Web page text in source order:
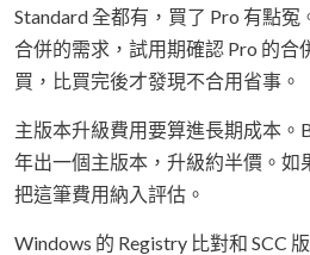
Standard 全都有，買了 Pro 有點
合併的需求，試用期確認 Pro 的合
買，比買完後才發現不合用省事。
主版本升級費用要算進長期成本。
年出一個主版本，升級約半價。如
把這筆費用納入評估。
Windows 的 Registry 比對和 SCC